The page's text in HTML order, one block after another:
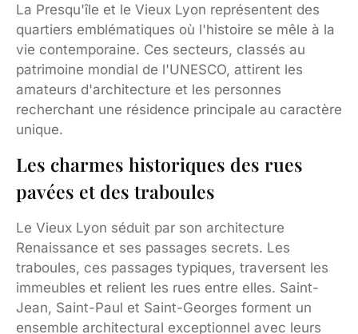
La Presqu'île et le Vieux Lyon représentent des
quartiers emblématiques où l'histoire se mêle à la
vie contemporaine. Ces secteurs, classés au
patrimoine mondial de l'UNESCO, attirent les
amateurs d'architecture et les personnes
recherchant une résidence principale au caractère
unique.
Les charmes historiques des rues
pavées et des traboules
Le Vieux Lyon séduit par son architecture
Renaissance et ses passages secrets. Les
traboules, ces passages typiques, traversent les
immeubles et relient les rues entre elles. Saint-
Jean, Saint-Paul et Saint-Georges forment un
ensemble architectural exceptionnel avec leurs